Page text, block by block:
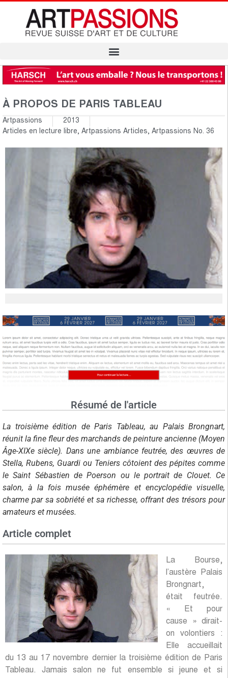
À PROPOS DE PARIS TABLEAU
Artpassions
2013
Articles en lecture libre, Artpassions Articles, Artpassions No. 36
Résumé de l'article
La troisième édition de Paris Tableau, au Palais Brongnart,
réunit la fine fleur des marchands de peinture ancienne (Moyen
Âge-XIXe siècle). Dans une ambiance feutrée, des œuvres de
Stella, Rubens, Guardi ou Teniers côtoient des pépites comme
le Saint Sébastien de Poerson ou le portrait de Clouet. Ce
salon, à la fois musée éphémère et encyclopédie visuelle,
charme par sa sobriété et sa richesse, offrant des trésors pour
amateurs et musées.
Article complet
La Bourse,
l’austère Palais
Brongnart,
était feutrée.
« Et pour
cause » dirait-
on volontiers :
Elle accueillait
du 13 au 17 novembre dernier la troisième édition de Paris
Tableau. Jamais salon ne fut ensemble si jeune et si